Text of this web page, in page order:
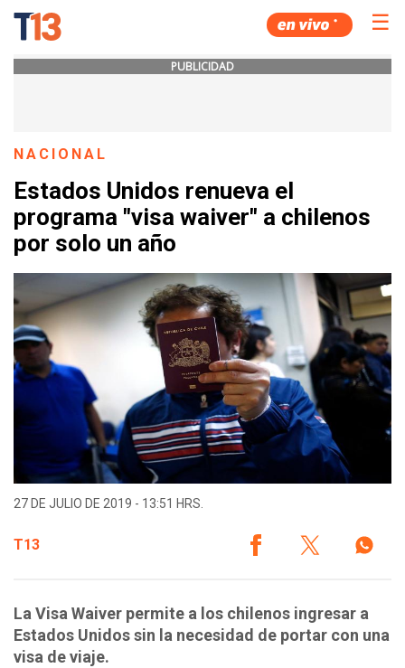
☰
PUBLICIDAD
NACIONAL
Estados Unidos renueva el
programa "visa waiver" a chilenos
por solo un año
27 DE JULIO DE 2019 - 13:51 HRS.
T13
La Visa Waiver permite a los chilenos ingresar a
Estados Unidos sin la necesidad de portar con una
visa de viaje.